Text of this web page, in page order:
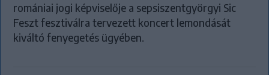
romániai jogi képviselője a sepsiszentgyörgyi Sic
Feszt fesztiválra tervezett koncert lemondását
kiváltó fenyegetés ügyében.